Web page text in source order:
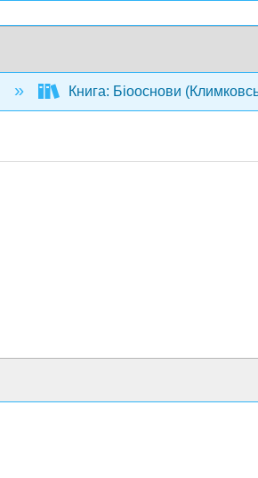
Книга: Біооснови